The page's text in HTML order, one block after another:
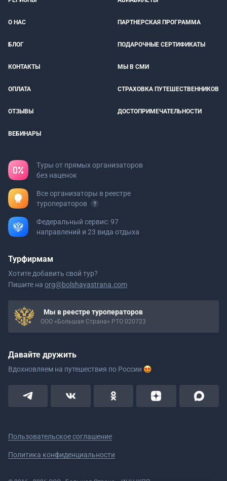
О НАС ПАРТНЕРСКАЯ ПРОГРАММА
БЛОГ ПОДАРОЧНЫЕ СЕРТИФИКАТЫ
КОНТАКТЫ МЫ В СМИ
ОПЛАТА СТРАХОВКА ПУТЕШЕСТВЕННИКОВ
ОТЗЫВЫ ДОСТОПРИМЕЧАТЕЛЬНОСТИ
ВЕБИНАРЫ
Туры от прямых организаторов
без наценок
Все организаторы в реестре
туроператоров
Федеральный сервис: 97
направлений и 23 вида отдыха
Турфирмам
Хотите добавить свой тур?
Пишите на org@bolshayastrana.com
Мы в реестре туроператоров
ООО «Большая Страна» РТО 020723
Давайте дружить
Вдохновляем на путешествия по России
Пользовательское соглашение
Политика конфиденциальности